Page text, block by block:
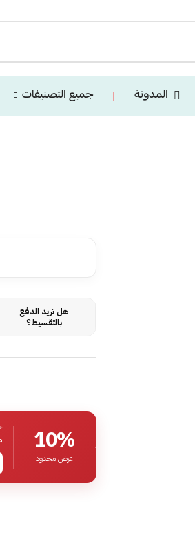
المدونة ❘ جميع التصنيفات
هل تريد الدفع
بالتقسيط؟
10%
عرض محدود